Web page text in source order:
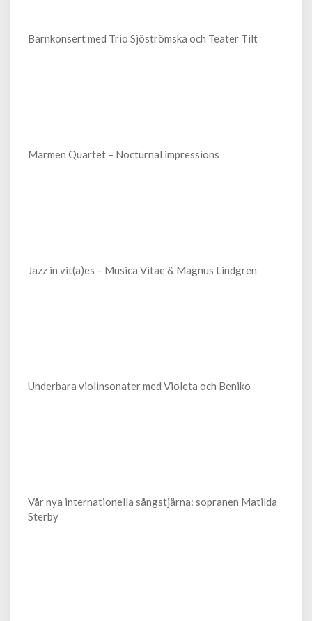
Barnkonsert med Trio Sjöströmska och Teater Tilt
Marmen Quartet – Nocturnal impressions
Jazz in vit(a)es – Musica Vitae & Magnus Lindgren
Underbara violinsonater med Violeta och Beniko
Vår nya internationella sångstjärna: sopranen Matilda
Sterby